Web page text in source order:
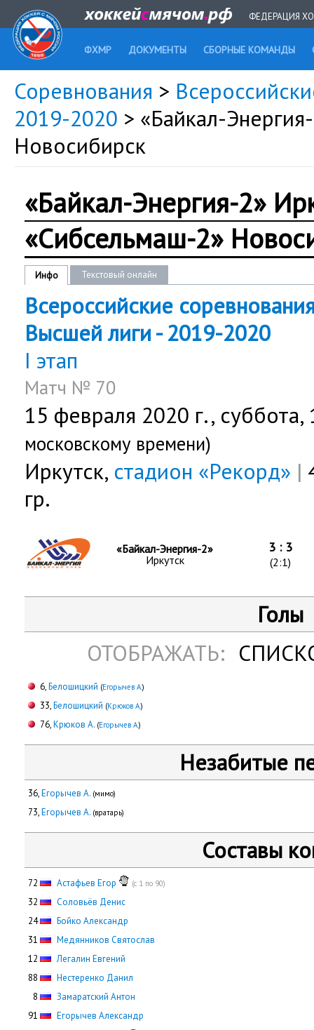
ФЕДЕРАЦИЯ
ФХМР ДОКУМЕНТЫ СБОРНЫЕ КОМАНДЫ
Соревнования >
2019-2020 > «Байкал-
Новосибирск
«Байкал-Энергия-2»
«Сибсельмаш-2»
Инфо Текстовый онлайн
Всероссийские
Высшей лиги - 2019-2020
I этап
Матч № 70
15 февраля 2020 г., суббота,
московскому времени)
Иркутск, стадион «Рекорд» |
гр.
«Байкал-Энергия-2»
Иркутск
3 : 3
(2:1)
Голы
ОТОБРАЖАТЬ:
6,Белошицкий (Егорычев А.)
33,Белошицкий (Крюков А.)
76,Крюков А. (Егорычев А.)
Незабитые
36,Егорычев А. (мимо)
73,Егорычев А. (вратарь)
Составы
72 Астафьев Егор (с 1 по 90)
32
Соловьёв Денис
24
Бойко Александр
31
Медянников Святослав
12
Легалин Евгений
88
Нестеренко Данил
8
Замаратский Антон
91
Егорычев Александр